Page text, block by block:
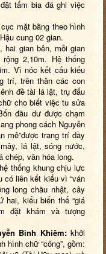
tấm bia đá ghi việc
mặt bằng theo hình
cung 02 gian.
hai gian bên, mỗi gian
2,10m. Hệ thống
Vì nóc kết cấu kiểu
trí, trên thân các con
đề tài lá lật, trụ đấu
cho biết việc tu sửa
đầu dư được chạm
phong cách Nguyễn
mê”được trang trí dầy
lá lật, sóng nước,
chép, vân hóa long.
thống khung chịu lực
liên kết kiểu vì “ván
long chầu nhật, cây
hai, kiểu biến thể “giá
đặt khám và tượng
Bỉnh Khiêm: khởi
hình chữ “công”, gồm: